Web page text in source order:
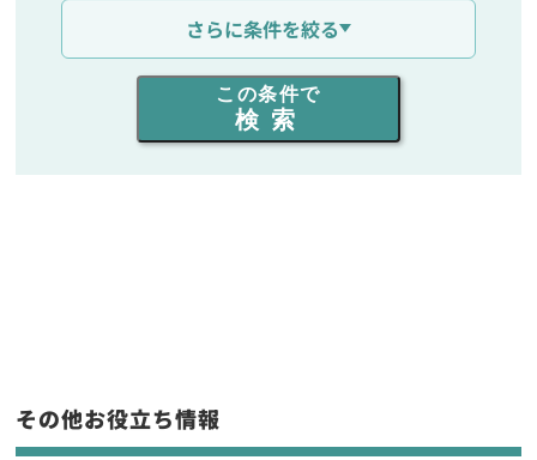
出力を選ぶ
同時通話人数を選ぶ
フリーワード入力(製品名等)
さらに条件を絞る
この条件で
検索
その他お役立ち情報